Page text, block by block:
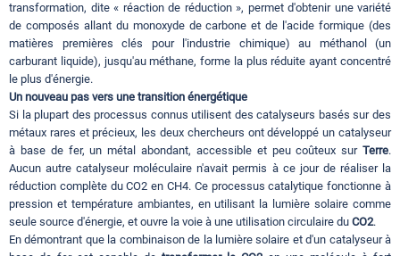
transformation, dite « réaction de réduction », permet d'obtenir une variété
de composés allant du monoxyde de carbone et de l'acide formique (des
matières premières clés pour l'industrie chimique) au méthanol (un
carburant liquide), jusqu'au méthane, forme la plus réduite ayant concentré
le plus d'énergie.
Un nouveau pas vers une transition énergétique
Si la plupart des processus connus utilisent des catalyseurs basés sur des
métaux rares et précieux, les deux chercheurs ont développé un catalyseur
à base de fer, un métal abondant, accessible et peu coûteux sur Terre.
Aucun autre catalyseur moléculaire n'avait permis à ce jour de réaliser la
réduction complète du CO2 en CH4. Ce processus catalytique fonctionne à
pression et température ambiantes, en utilisant la lumière solaire comme
seule source d'énergie, et ouvre la voie à une utilisation circulaire du CO2.
En démontrant que la combinaison de la lumière solaire et d'un catalyseur à